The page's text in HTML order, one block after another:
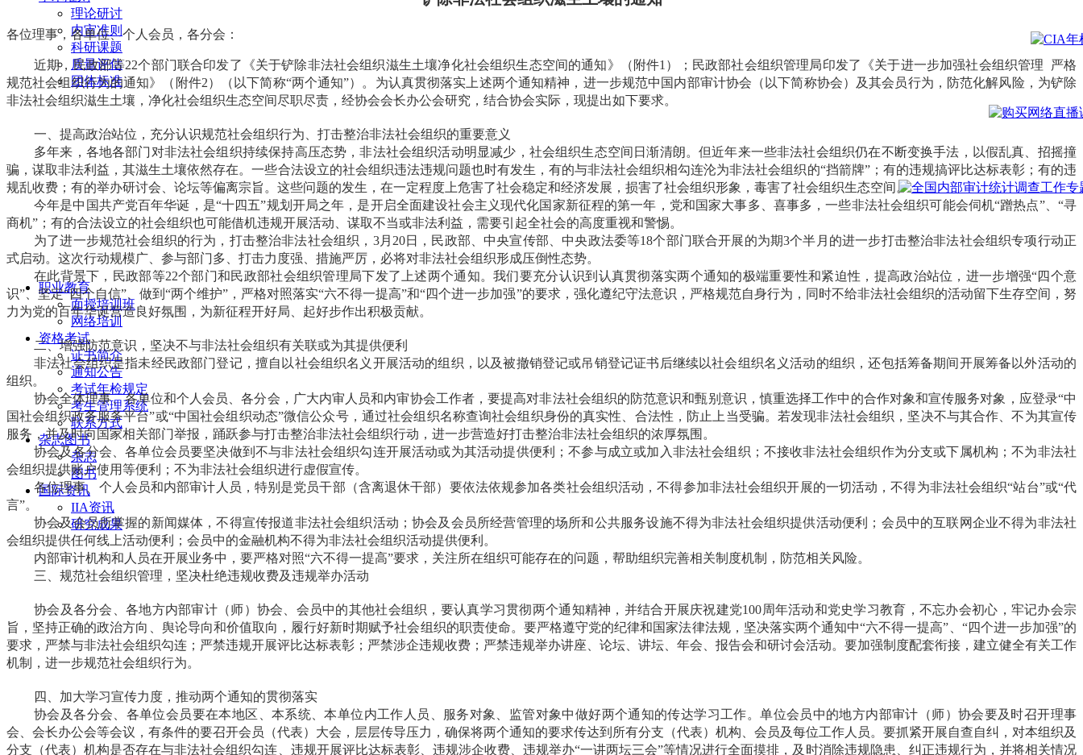
理论研讨
内审准则
科研课题
质量评估
团体标准
职业教育
面授培训班
网络培训
资格考试
证书简介
通知公告
考试年检规定
考生管理系统
联系方式
杂志图书
杂志
图书
国际资讯
IIA资讯
研究成果
各位理事，各单位、个人会员，各分会：
近期，民政部等22个部门联合印发了《关于铲除非法社会组织滋生土壤净化社会组织生态空间的通知》（附件1）；民政部社会组织管理局印发了《关于进一步加强社会组织管理 严格
规范社会组织行为的通知》（附件2）（以下简称“两个通知”）。为认真贯彻落实上述两个通知精神，进一步规范中国内部审计协会（以下简称协会）及其会员行为，防范化解风险，为铲除
非法社会组织滋生土壤，净化社会组织生态空间尽职尽责，经协会会长办公会研究，结合协会实际，现提出如下要求。
一、提高政治站位，充分认识规范社会组织行为、打击整治非法社会组织的重要意义
多年来，各地各部门对非法社会组织持续保持高压态势，非法社会组织活动明显减少，社会组织生态空间日渐清朗。但近年来一些非法社会组织仍在不断变换手法，以假乱真、招摇撞
骗，谋取非法利益，其滋生土壤依然存在。一些合法设立的社会组织违法违规问题也时有发生，有的与非法社会组织相勾连沦为非法社会组织的“挡箭牌”；有的违规搞评比达标表彰；有的违
规乱收费；有的举办研讨会、论坛等偏离宗旨。这些问题的发生，在一定程度上危害了社会稳定和经济发展，损害了社会组织形象，毒害了社会组织生态空间。
今年是中国共产党百年华诞，是“十四五”规划开局之年，是开启全面建设社会主义现代化国家新征程的第一年，党和国家大事多、喜事多，一些非法社会组织可能会伺机“蹭热点”、“寻
商机”；有的合法设立的社会组织也可能借机违规开展活动、谋取不当或非法利益，需要引起全社会的高度重视和警惕。
为了进一步规范社会组织的行为，打击整治非法社会组织，3月20日，民政部、中央宣传部、中央政法委等18个部门联合开展的为期3个半月的进一步打击整治非法社会组织专项行动正
式启动。这次行动规模广、参与部门多、打击力度强、措施严厉，必将对非法社会组织形成压倒性态势。
在此背景下，民政部等22个部门和民政部社会组织管理局下发了上述两个通知。我们要充分认识到认真贯彻落实两个通知的极端重要性和紧迫性，提高政治站位，进一步增强“四个意
识”、坚定“四个自信”、做到“两个维护”，严格对照落实“六不得一提高”和“四个进一步加强”的要求，强化遵纪守法意识，严格规范自身行为，同时不给非法社会组织的活动留下生存空间，努
力为党的百年华诞营造良好氛围，为新征程开好局、起好步作出积极贡献。
二、增强防范意识，坚决不与非法社会组织有关联或为其提供便利
非法社会组织是指未经民政部门登记，擅自以社会组织名义开展活动的组织，以及被撤销登记或吊销登记证书后继续以社会组织名义活动的组织，还包括筹备期间开展筹备以外活动的
组织。
协会全体理事、各单位和个人会员、各分会，广大内审人员和内审协会工作者，要提高对非法社会组织的防范意识和甄别意识，慎重选择工作中的合作对象和宣传服务对象，应登录“中
国社会组织政务服务平台”或“中国社会组织动态”微信公众号，通过社会组织名称查询社会组织身份的真实性、合法性，防止上当受骗。若发现非法社会组织，坚决不与其合作、不为其宣传
服务，并及时向国家相关部门举报，踊跃参与打击整治非法社会组织行动，进一步营造好打击整治非法社会组织的浓厚氛围。
协会及各分会、各单位会员要坚决做到不与非法社会组织勾连开展活动或为其活动提供便利；不参与成立或加入非法社会组织；不接收非法社会组织作为分支或下属机构；不为非法社
会组织提供账户使用等便利；不为非法社会组织进行虚假宣传。
各位理事、个人会员和内部审计人员，特别是党员干部（含离退休干部）要依法依规参加各类社会组织活动，不得参加非法社会组织开展的一切活动，不得为非法社会组织“站台”或“代
言”。
协会及会员所掌握的新闻媒体，不得宣传报道非法社会组织活动；协会及会员所经营管理的场所和公共服务设施不得为非法社会组织提供活动便利；会员中的互联网企业不得为非法社
会组织提供任何线上活动便利；会员中的金融机构不得为非法社会组织活动提供便利。
内部审计机构和人员在开展业务中，要严格对照“六不得一提高”要求，关注所在组织可能存在的问题，帮助组织完善相关制度机制，防范相关风险。
三、规范社会组织管理，坚决杜绝违规收费及违规举办活动
协会及各分会、各地方内部审计（师）协会、会员中的其他社会组织，要认真学习贯彻两个通知精神，并结合开展庆祝建党100周年活动和党史学习教育，不忘办会初心，牢记办会宗
旨，坚持正确的政治方向、舆论导向和价值取向，履行好新时期赋予社会组织的职责使命。要严格遵守党的纪律和国家法律法规，坚决落实两个通知中“六不得一提高”、“四个进一步加强”的
要求，严禁与非法社会组织勾连；严禁违规开展评比达标表彰；严禁涉企违规收费；严禁违规举办讲座、论坛、讲坛、年会、报告会和研讨会活动。要加强制度配套衔接，建立健全有关工作
机制，进一步规范社会组织行为。
四、加大学习宣传力度，推动两个通知的贯彻落实
协会及各分会、各单位会员要在本地区、本系统、本单位内工作人员、服务对象、监管对象中做好两个通知的传达学习工作。单位会员中的地方内部审计（师）协会要及时召开理事
会、会长办公会等会议，有条件的要召开会员（代表）大会，层层传导压力，确保将两个通知的要求传达到所有分支（代表）机构、会员及每位工作人员。要抓紧开展自查自纠，对本组织及
分支（代表）机构是否存在与非法社会组织勾连、违规开展评比达标表彰、违规涉企收费、违规举办“一讲两坛三会”等情况进行全面摸排，及时消除违规隐患、纠正违规行为，并将相关情况